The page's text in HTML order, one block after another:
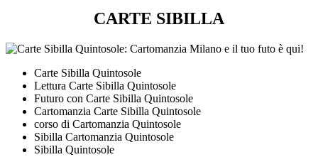
CARTE SIBILLA
Carte Sibilla Quintosole
Lettura Carte Sibilla Quintosole
Futuro con Carte Sibilla Quintosole
Cartomanzia Carte Sibilla Quintosole
corso di Cartomanzia Quintosole
Sibilla Cartomanzia Quintosole
Sibilla Quintosole